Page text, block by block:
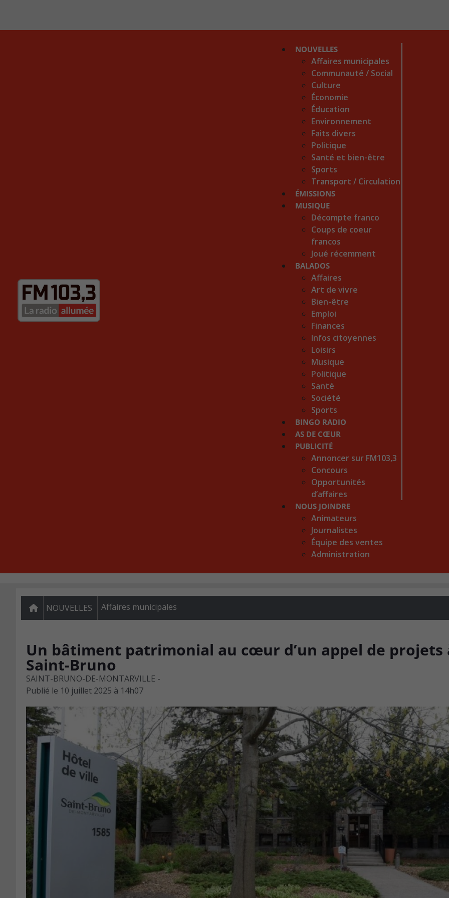
NOUVELLES
Affaires municipales
Communauté / Social
Culture
Économie
Éducation
Environnement
Faits divers
Politique
Santé et bien-être
Sports
Transport / Circulation
ÉMISSIONS
MUSIQUE
Décompte franco
Coups de coeur
francos
Joué récemment
BALADOS
Affaires
Art de vivre
Bien-être
Emploi
Finances
Infos citoyennes
Loisirs
Musique
Politique
Santé
Société
Sports
BINGO RADIO
AS DE CŒUR
PUBLICITÉ
Annoncer sur FM103,3
Concours
Opportunités
d’affaires
NOUS JOINDRE
Animateurs
Journalistes
Équipe des ventes
Administration
NOUVELLES Affaires municipales
Un bâtiment patrimonial au cœur d’un appel de projets
Saint-Bruno
SAINT-BRUNO-DE-MONTARVILLE -
Publié le 10 juillet 2025 à 14h07